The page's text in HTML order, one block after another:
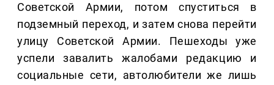
Советской Армии, потом спуститься в
подземный переход, и затем снова перейти
улицу Советской Армии. Пешеходы уже
успели завалить жалобами редакцию и
социальные сети, автолюбители же лишь